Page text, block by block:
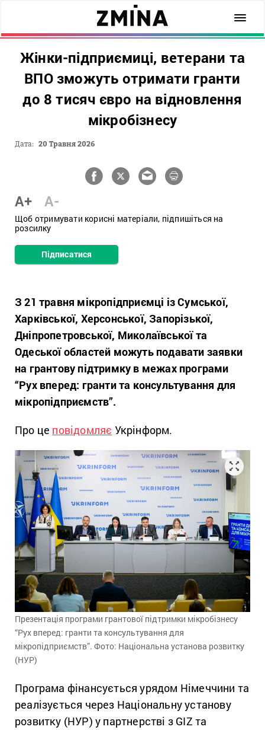
Жінки-підприємиці, ветерани та
ВПО зможуть отримати гранти
до 8 тисяч євро на відновлення
мікробізнесу
Дата: 20 Травня 2026
A+ A-
Щоб отримувати корисні матеріали, підпишіться на
розсилку
Підписатися
З 21 травня мікропідприємці із Сумської,
Харківської, Херсонської, Запорізької,
Дніпропетровської, Миколаївської та
Одеської областей можуть подавати заявки
на грантову підтримку в межах програми
“Рух вперед: гранти та консультування для
мікропідприємств”.
Про це повідомляє Укрінформ.
Презентація програми грантової підтримки мікробізнесу
“Рух вперед: гранти та консультування для
мікропідприємств”. Фото: Національна установа розвитку
(НУР)
Програма фінансується урядом Німеччини та
реалізується через Національну установу
розвитку (НУР) у партнерстві з GIZ та